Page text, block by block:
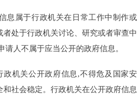
息属于行政机关在日常工作中制作或
处于行政机关讨论、研究或者审查中
请人不属于应当公开的政府信息。
政机关公开政府信息,不得危及国家安
社会稳定。行政机关在公开政府信息